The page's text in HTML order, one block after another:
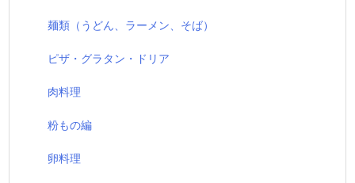
麺類（うどん、ラーメン、そば）
ピザ・グラタン・ドリア
肉料理
粉もの編
卵料理